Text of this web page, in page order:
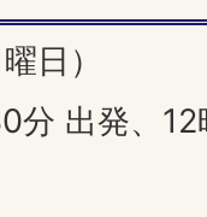
日）
分 出発、